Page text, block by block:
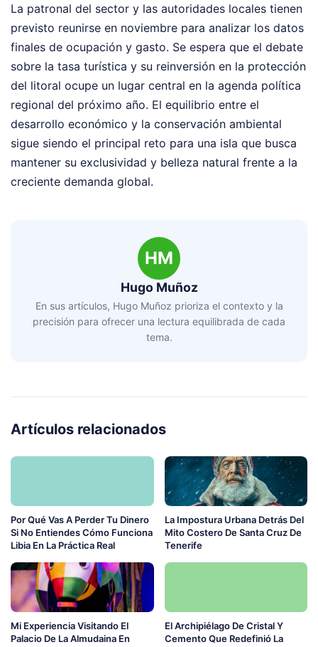
La patronal del sector y las autoridades locales tienen
previsto reunirse en noviembre para analizar los datos
finales de ocupación y gasto. Se espera que el debate
sobre la tasa turística y su reinversión en la protección
del litoral ocupe un lugar central en la agenda política
regional del próximo año. El equilibrio entre el
desarrollo económico y la conservación ambiental
sigue siendo el principal reto para una isla que busca
mantener su exclusividad y belleza natural frente a la
creciente demanda global.
HM
Hugo Muñoz
En sus artículos, Hugo Muñoz prioriza el contexto y la
precisión para ofrecer una lectura equilibrada de cada
tema.
Artículos relacionados
Por Qué Vas A Perder Tu Dinero
Si No Entiendes Cómo Funciona
Libia En La Práctica Real
La Impostura Urbana Detrás Del
Mito Costero De Santa Cruz De
Tenerife
Mi Experiencia Visitando El
Palacio De La Almudaina En
El Archipiélago De Cristal Y
Cemento Que Redefinió La